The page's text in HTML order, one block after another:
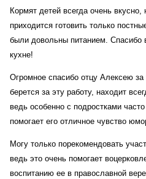
Кормят детей всегда очень вкусно,
приходится готовить только
были довольны питанием. Спасибо
кухне!
Огромное спасибо отцу Алексею
берется за эту работу, находит
ведь особенно с подростками
помогает его отличное чувство
Могу только порекомендовать
ведь это очень помогает
воспитанию ее в православной